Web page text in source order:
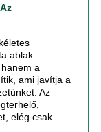
ablak
a
ami javítja a
Az
elég csak